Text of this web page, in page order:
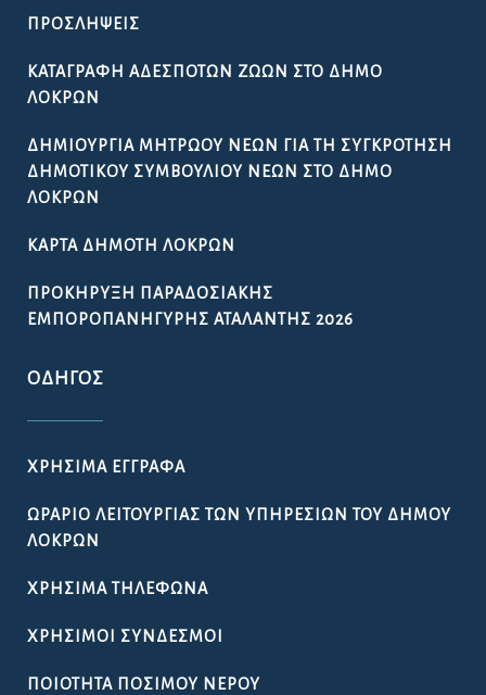
ΠΡΟΣΛΉΨΕΙΣ
ΚΑΤΑΓΡΑΦΉ ΑΔΈΣΠΟΤΩΝ ΖΏΩΝ ΣΤΟ ΔΉΜΟ
ΛΟΚΡΏΝ
ΔΗΜΙΟΥΡΓΊΑ ΜΗΤΡΏΟΥ ΝΈΩΝ ΓΙΑ ΤΗ ΣΥΓΚΡΌΤΗΣΗ
ΔΗΜΟΤΙΚΟΎ ΣΥΜΒΟΥΛΊΟΥ ΝΈΩΝ ΣΤΟ ΔΉΜΟ
ΛΟΚΡΏΝ
ΚΆΡΤΑ ΔΗΜΌΤΗ ΛΟΚΡΏΝ
ΠΡΟΚΉΡΥΞΗ ΠΑΡΑΔΟΣΙΑΚΉΣ
ΕΜΠΟΡΟΠΑΝΉΓΥΡΗΣ ΑΤΑΛΆΝΤΗΣ 2026
ΟΔΗΓΌΣ
ΧΡΉΣΙΜΑ ΈΓΓΡΑΦΑ
ΩΡΆΡΙΟ ΛΕΙΤΟΥΡΓΊΑΣ ΤΩΝ ΥΠΗΡΕΣΙΏΝ ΤΟΥ ΔΉΜΟΥ
ΛΟΚΡΏΝ
ΧΡΉΣΙΜΑ ΤΗΛΈΦΩΝΑ
ΧΡΉΣΙΜΟΙ ΣΎΝΔΕΣΜΟΙ
ΠΟΙΌΤΗΤΑ ΠΌΣΙΜΟΥ ΝΕΡΟΎ